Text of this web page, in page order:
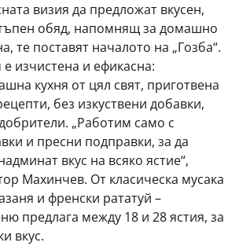
визия да предложат вкусен,
обяд, напомнящ за домашно
те поставят началото на „Гозба“.
изчистена и ефикасна:
кухня от цял свят, приготвена
без изкуствени добавки,
„Работим само с
и пресни подправки, за да
вкус на всяко ястие“,
Махинчев. От класическа мусака
и френски рататуй –
предлага между 18 и 28 ястия, за
вкус.